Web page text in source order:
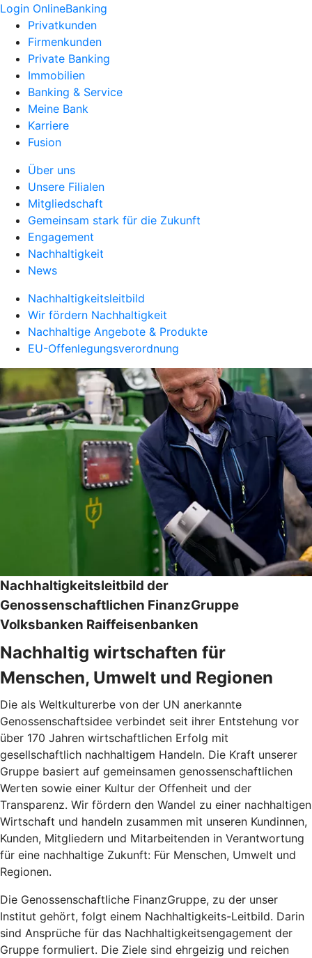
Login OnlineBanking
Privatkunden
Firmenkunden
Private Banking
Immobilien
Banking & Service
Meine Bank
Karriere
Fusion
Über uns
Unsere Filialen
Mitgliedschaft
Gemeinsam stark für die Zukunft
Engagement
Nachhaltigkeit
News
Nachhaltigkeitsleitbild
Wir fördern Nachhaltigkeit
Nachhaltige Angebote & Produkte
EU-Offenlegungsverordnung
Nachhaltigkeitsleitbild der
Genossenschaftlichen FinanzGruppe
Volksbanken Raiffeisenbanken
Nachhaltig wirtschaften für
Menschen, Umwelt und Regionen
Die als Weltkulturerbe von der UN anerkannte
Genossenschaftsidee verbindet seit ihrer Entstehung vor
über 170 Jahren wirtschaftlichen Erfolg mit
gesellschaftlich nachhaltigem Handeln. Die Kraft unserer
Gruppe basiert auf gemeinsamen genossenschaftlichen
Werten sowie einer Kultur der Offenheit und der
Transparenz. Wir fördern den Wandel zu einer nachhaltigen
Wirtschaft und handeln zusammen mit unseren Kundinnen,
Kunden, Mitgliedern und Mitarbeitenden in Verantwortung
für eine nachhaltige Zukunft: Für Menschen, Umwelt und
Regionen.
Die Genossenschaftliche FinanzGruppe, zu der unser
Institut gehört, folgt einem Nachhaltigkeits-Leitbild. Darin
sind Ansprüche für das Nachhaltigkeitsengagement der
Gruppe formuliert. Die Ziele sind ehrgeizig und reichen